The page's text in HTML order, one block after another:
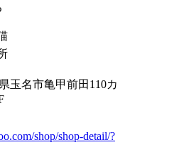
玉名市亀甲前田110カ
shop/shop-detail/?